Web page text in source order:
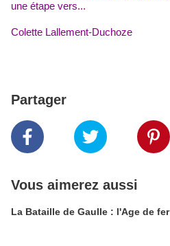
une étape vers...
Colette Lallement-Duchoze
Partager
Vous aimerez aussi
La Bataille de Gaulle : l'Age de fer